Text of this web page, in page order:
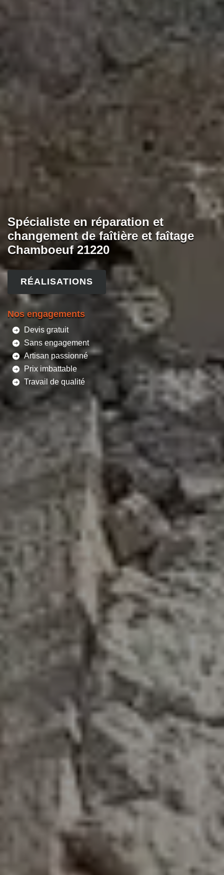
Spécialiste en réparation et
changement de faîtière et faîtage
Chamboeuf 21220
RÉALISATIONS
Nos engagements
Devis gratuit
Sans engagement
Artisan passionné
Prix imbattable
Travail de qualité